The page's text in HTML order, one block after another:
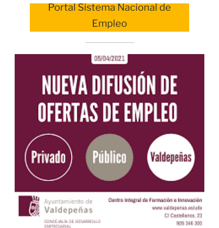
Portal Sistema Nacional de
Empleo